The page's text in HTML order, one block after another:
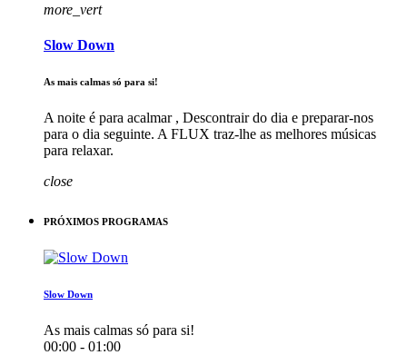
more_vert
Slow Down
As mais calmas só para si!
A noite é para acalmar , Descontrair do dia e preparar-nos
para o dia seguinte. A FLUX traz-lhe as melhores músicas
para relaxar.
close
PRÓXIMOS PROGRAMAS
Slow Down
As mais calmas só para si!
00:00 - 01:00